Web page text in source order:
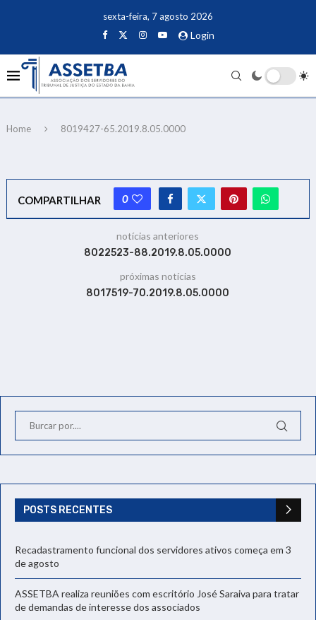
sexta-feira, 7 agosto 2026
Login
Home 8019427-65.2019.8.05.0000
COMPARTILHAR 0
notícias anteriores
8022523-88.2019.8.05.0000
próximas notícias
8017519-70.2019.8.05.0000
POSTS RECENTES
Recadastramento funcional dos servidores ativos começa em 3
de agosto
ASSETBA realiza reuniões com escritório José Saraiva para tratar
de demandas de interesse dos associados